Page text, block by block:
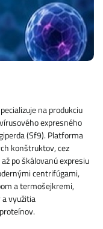
na produkciu
expresného
(Sf9). Platforma
konštruktov, cez
po škálovanú expresiu
centrifúgami,
a termošejkremi,
a využitia